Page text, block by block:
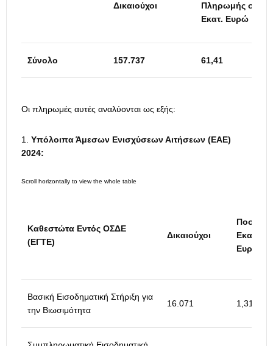
Δικαιούχοι
Πληρωμής σε
Εκατ. Ευρώ
Σύνολο 157.737 61,41
Οι πληρωμές αυτές αναλύονται ως εξής:
Υπόλοιπα Άμεσων Ενισχύσεων Αιτήσεων (ΕΑΕ)
2024:
Καθεστώτα Εντός ΟΣΔΕ
(ΕΓΤΕ)
Δικαιούχοι
Ποσό σε
Εκατ.
Ευρώ
Βασική Εισοδηματική Στήριξη για
την Βιωσιμότητα
16.071 1,31